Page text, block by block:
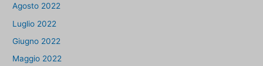
Agosto 2022
Luglio 2022
Giugno 2022
Maggio 2022